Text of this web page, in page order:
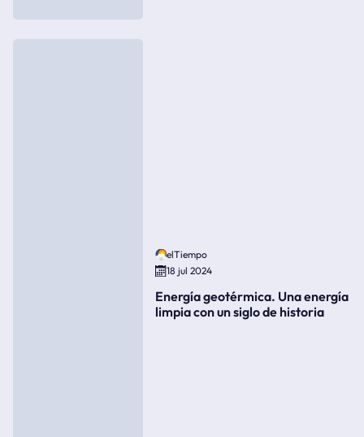
elTiempo
18 jul 2024
Energía geotérmica. Una energía
limpia con un siglo de historia